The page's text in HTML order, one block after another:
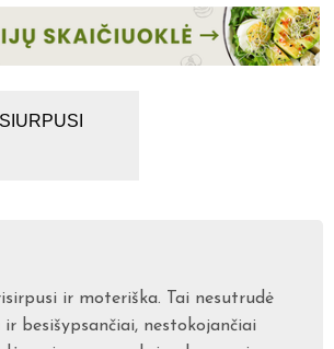
ir moteriška. Tai nesutrudė
besišypsančiai, nestokojančiai